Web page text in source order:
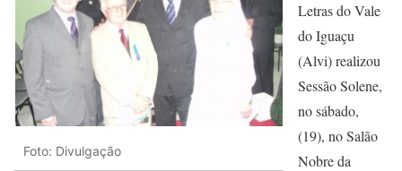
Foto: Divulgação
Letras do Vale
do Iguaçu
(Alvi) realizou
Sessão Solene,
no sábado,
(19), no Salão
Nobre da